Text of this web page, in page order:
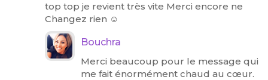
top top je revient très vite Merci encore ne
Changez rien ☺️
Bouchra
Merci beaucoup pour le message qui
me fait énormément chaud au cœur.